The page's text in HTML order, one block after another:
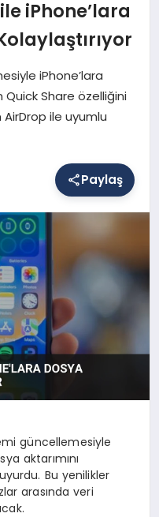
iPhone’lara
iPhone’lara
Quick Share özelliğini
ile uyumlu
Paylaş
güncellemesiyle
aktarımını
Bu yenilikler
arasında veri